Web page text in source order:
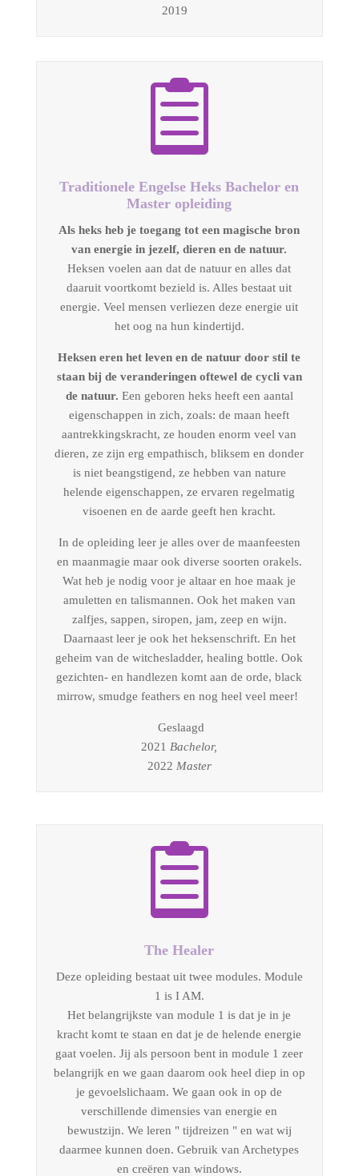
2019

Traditionele Engelse Heks Bachelor en
Master opleiding
Als heks heb je toegang tot een magische bron
van energie in jezelf, dieren en de natuur.
Heksen voelen aan dat de natuur en alles dat
daaruit voortkomt bezield is. Alles bestaat uit
energie. Veel mensen verliezen deze energie uit
het oog na hun kindertijd.
Heksen eren het leven en de natuur door stil te
staan bij de veranderingen oftewel de cycli van
de natuur. Een geboren heks heeft een aantal
eigenschappen in zich, zoals: de maan heeft
aantrekkingskracht, ze houden enorm veel van
dieren, ze zijn erg empathisch, bliksem en donder
is niet beangstigend, ze hebben van nature
helende eigenschappen, ze ervaren regelmatig
visoenen en de aarde geeft hen kracht.
In de opleiding leer je alles over de maanfeesten
en maanmagie maar ook diverse soorten orakels.
Wat heb je nodig voor je altaar en hoe maak je
amuletten en talismannen. Ook het maken van
zalfjes, sappen, siropen, jam, zeep en wijn.
Daarnaast leer je ook het heksenschrift. En het
geheim van de witchesladder, healing bottle. Ook
gezichten- en handlezen komt aan de orde, black
mirrow, smudge feathers en nog heel veel meer!
Geslaagd
2021 Bachelor,
2022 Master

The Healer
Deze opleiding bestaat uit twee modules. Module
1 is I AM.
Het belangrijkste van module 1 is dat je in je
kracht komt te staan en dat je de helende energie
gaat voelen. Jij als persoon bent in module 1 zeer
belangrijk en we gaan daarom ook heel diep in op
je gevoelslichaam. We gaan ook in op de
verschillende dimensies van energie en
bewustzijn. We leren " tijdreizen " en wat wij
daarmee kunnen doen. Gebruik van Archetypes
en creëren van windows.